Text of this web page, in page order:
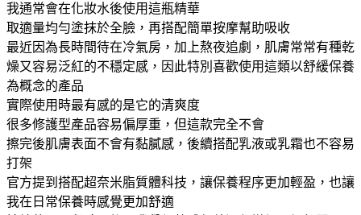
我通常會在化妝水後使用這瓶精華
取適量均勻塗抹於全臉，再搭配簡單按摩幫助吸收
最近因為長時間待在冷氣房，加上熬夜追劇，肌膚常常有種乾
燥又容易泛紅的不穩定感，因此特別喜歡使用這類以舒緩保養
為概念的產品
實際使用時最有感的是它的清爽度
很多修護型產品容易偏厚重，但這款完全不會
擦完後肌膚表面不會有黏膩感，後續搭配乳液或乳霜也不容易
打架
官方提到搭配超奈米脂質體科技，讓保養程序更加輕盈，也讓
我在日常保養時感覺更加舒適